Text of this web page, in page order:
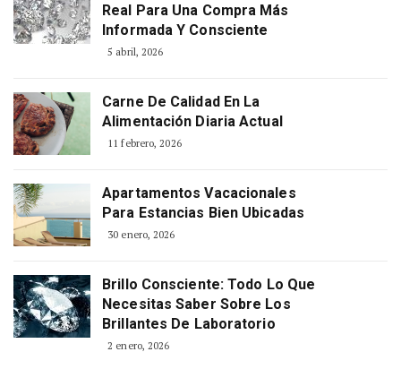
Real Para Una Compra Más
Informada Y Consciente
5 abril, 2026
Carne De Calidad En La
Alimentación Diaria Actual
11 febrero, 2026
Apartamentos Vacacionales
Para Estancias Bien Ubicadas
30 enero, 2026
Brillo Consciente: Todo Lo Que
Necesitas Saber Sobre Los
Brillantes De Laboratorio
2 enero, 2026